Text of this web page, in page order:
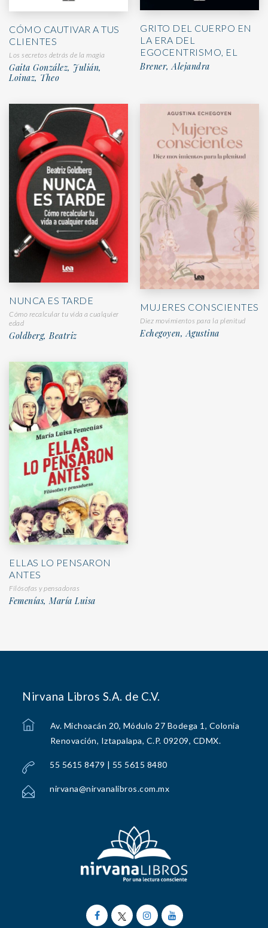
CÓMO CAUTIVAR A TUS
CLIENTES
Los secretos detrás de la magia
Gaita González, Julián,
Loinaz, Theo
GRITO DEL CUERPO EN
LA ERA DEL
EGOCENTRISMO, EL
Brener, Alejandra
NUNCA ES TARDE
Cómo recalcular tu vida a cualquier
edad
Goldberg, Beatriz
MUJERES CONSCIENTES
Diez movimientos para la plenitud
Echegoyen, Agustina
ELLAS LO PENSARON
ANTES
Filósofas y pensadoras
Femenías, María Luisa
Nirvana Libros S.A. de C.V.
Av. Michoacán 20, Módulo 27 Bodega 1, Colonia
Renovación, Iztapalapa, C.P. 09209, CDMX.
55 5615 8479 | 55 5615 8480
nirvana@nirvanalibros.com.mx